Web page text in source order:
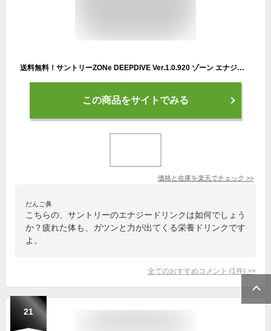
送料無料！サントリーZONe DEEPDIVE Ver.1.0.920 ゾーン エナジーエナジードリンク 500ml缶 24本入〔エナジードリンク 缶 エナジー〕
この商品をサイトでみる
価格と在庫を楽天でチェック >>
だんご鼻
こちらの、サントリーのエナジードリンクは如何でしょう
か？疲れた体も、ガツンと力が出てくる栄養ドリンクです
よ。
全てのおすすめコメント (1 件) >
21